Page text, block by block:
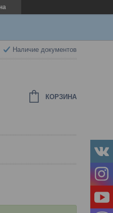
Наличие документов
КОРЗИНА